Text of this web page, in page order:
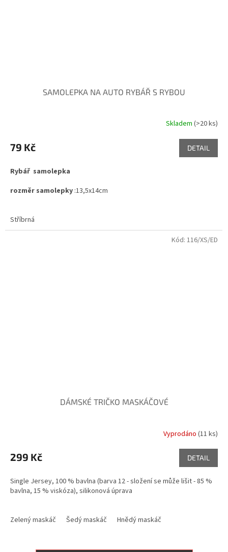
SAMOLEPKA NA AUTO RYBÁŘ S RYBOU
produktu
je
z
hvězdiček.
Skladem(>20 ks)
79 Kč DETAIL
Rybář samolepka
rozměr samolepky :13,5x14cm
Stříbrná
DÁMSKÉ TRIČKO MASKÁČOVÉ
Vyprodáno (11 ks)
299 Kč DETAIL
Single Jersey, 100 % bavlna (barva 12 - složení se může lišit - 85 %
bavlna, 15 % viskóza), silikonová úprava
Zelený maskáč Šedý maskáč Hnědý maskáč
Kód: 116/XS/ED